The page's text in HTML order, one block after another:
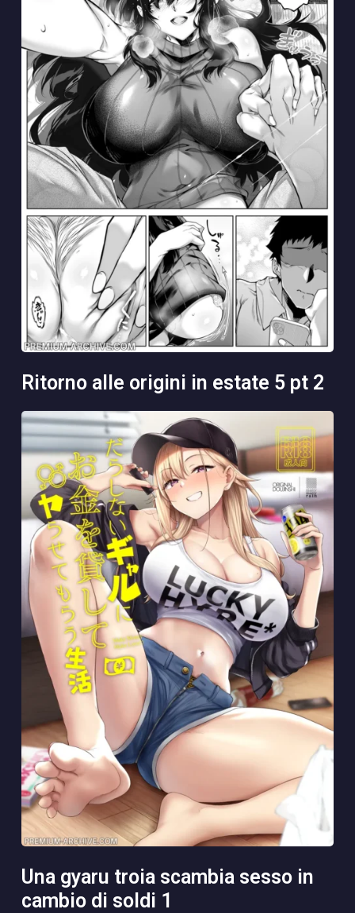
ritorno alle origini in estate 5 pt 2
una gyaru troia scambia sesso in
cambio di soldi 1